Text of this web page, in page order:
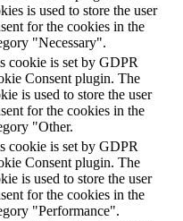
is used to store the user
for the cookies in the
"Necessary".
cookie is set by GDPR
Consent plugin. The
is used to store the user
for the cookies in the
"Other.
cookie is set by GDPR
Consent plugin. The
is used to store the user
for the cookies in the
"Performance".